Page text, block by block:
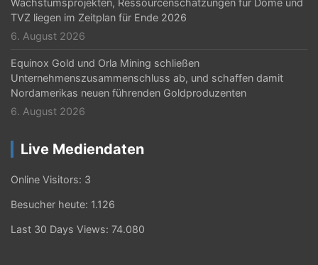
Wachstumsprojekten, Ressourcenschätzungen für Dome und
TVZ liegen im Zeitplan für Ende 2026
6. August 2026
Equinox Gold und Orla Mining schließen
Unternehmenszusammenschluss ab, und schaffen damit
Nordamerikas neuen führenden Goldproduzenten
6. August 2026
Live Mediendaten
Online Visitors: 3
Besucher heute: 1.126
Last 30 Days Views: 74.080